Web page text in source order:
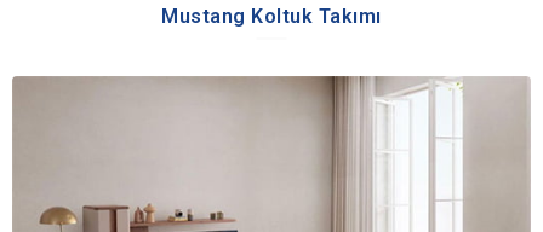
Mustang Koltuk Takımı